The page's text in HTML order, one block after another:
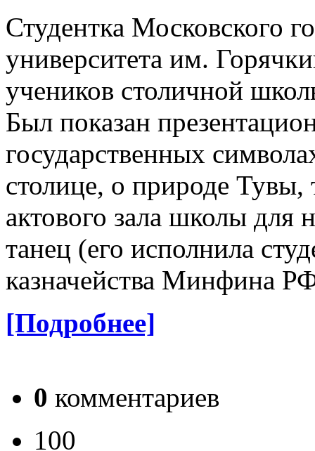
Студентка Московского
университета им.
учеников столичной
Был показан
государственных
столице, о природе Тувы,
актового зала школы для
танец (его исполнила
казначейства Минфина
[Подробнее]
0 комментариев
100